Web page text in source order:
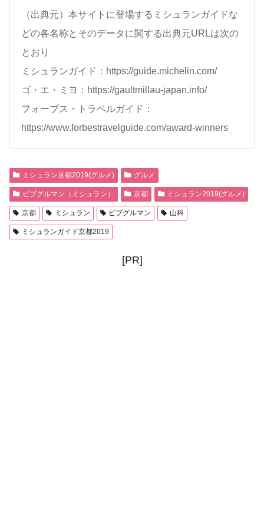
（出典元）本サイトに登場するミシュランガイドな
どの各名称とそのデータに関する出典元URLは次の
とおり
ミシュランガイド：https://guide.michelin.com/
ゴ・エ・ミヨ：https://gaultmillau-japan.info/
フォーブス・トラベルガイド：
https://www.forbestravelguide.com/award-winners
ミシュラン京都2019(グルメ) グルメ
ビブグルマン（ミシュラン） 京都 ミシュラン2019(グルメ)
京都 ミシュラン ビブグルマン 山科
ミシュランガイド京都2019
[PR]